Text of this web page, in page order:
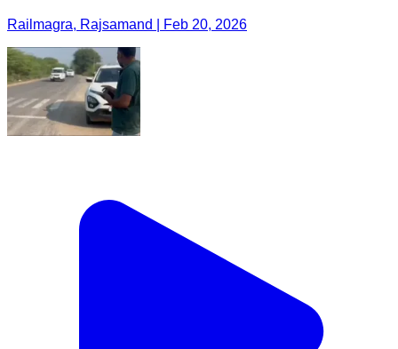
Railmagra, Rajsamand | Feb 20, 2026